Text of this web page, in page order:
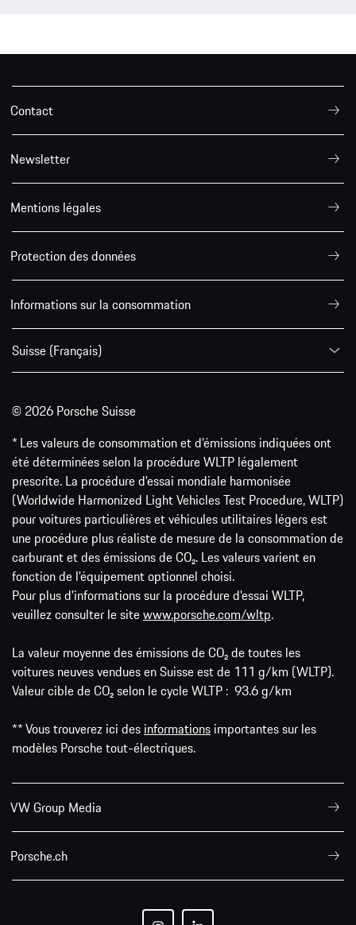
Contact
Newsletter
Mentions légales
Protection des données
Informations sur la consommation
Suisse (Français)
© 2026 Porsche Suisse
* Les valeurs de consommation et d’émissions indiquées ont
été déterminées selon la procédure WLTP légalement
prescrite. La procédure d'essai mondiale harmonisée
(Worldwide Harmonized Light Vehicles Test Procedure, WLTP)
pour voitures particulières et véhicules utilitaires légers est
une procédure plus réaliste de mesure de la consommation de
carburant et des émissions de CO₂. Les valeurs varient en
fonction de l'équipement optionnel choisi.
Pour plus d'informations sur la procédure d'essai WLTP,
veuillez consulter le sitewww.porsche.com/wltp.
La valeur moyenne des émissions de CO₂ de toutes les
voitures neuves vendues en Suisse est de 111 g/km (WLTP).
Valeur cible de CO₂ selon le cycle WLTP : 93.6 g/km
** Vous trouverez ici des informations importantes sur les
modèles Porsche tout-électriques.
VW Group Media
Porsche.ch